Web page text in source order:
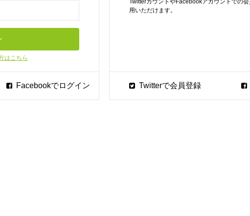
はこちら
TwitterカウントやFacebookアカウントでの
用いただけます。